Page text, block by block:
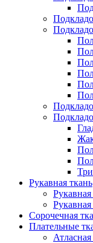
Рукавная ткань
Сорочечная
Плательные